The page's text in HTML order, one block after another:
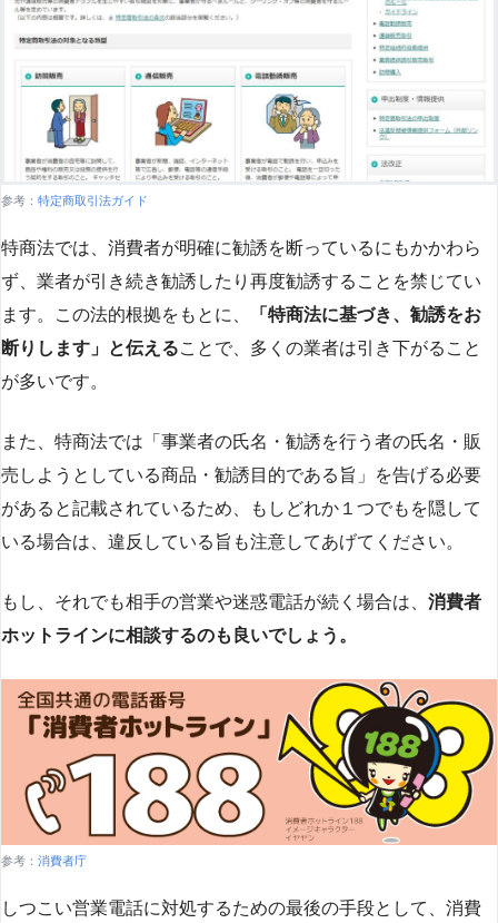
参考： 特定商取引法ガイド
特商法では、消費者が明確に勧誘を断っているにもかかわら
ず、業者が引き続き勧誘したり再度勧誘することを禁じてい
ます。この法的根拠をもとに、
「特商法に基づき、勧誘をお
断りします」と伝えることで、多くの業者は引き下がること
が多いです​​。
また、特商法では「事業者の氏名・勧誘を行う者の氏名・販
売しようとしている商品・勧誘目的である旨」を告げる必要
があると記載されているため、もしどれか１つでもを隠して
いる場合は、違反している旨も注意してあげてください。
もし、それでも相手の営業や迷惑電話が続く場合は、 消費者
ホットラインに相談するのも良いでしょう。
参考： 消費者庁
しつこい営業電話に対処するための最後の手段として、消費